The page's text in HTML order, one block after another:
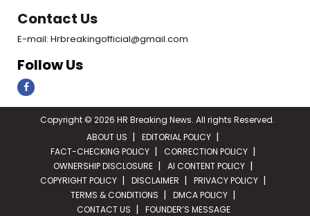
Contact Us
E-mail: Hrbreakingofficial@gmail.com
Follow Us
Copyright © 2026 HR Breaking News. All rights Reserved.
ABOUT US
EDITORIAL POLICY
FACT-CHECKING POLICY
CORRECTION POLICY
OWNERSHIP DISCLOSURE
AI CONTENT POLICY
COPYRIGHT POLICY
DISCLAIMER
PRIVACY POLICY
TERMS & CONDITIONS
DMCA POLICY
CONTACT US
FOUNDER’S MESSAGE